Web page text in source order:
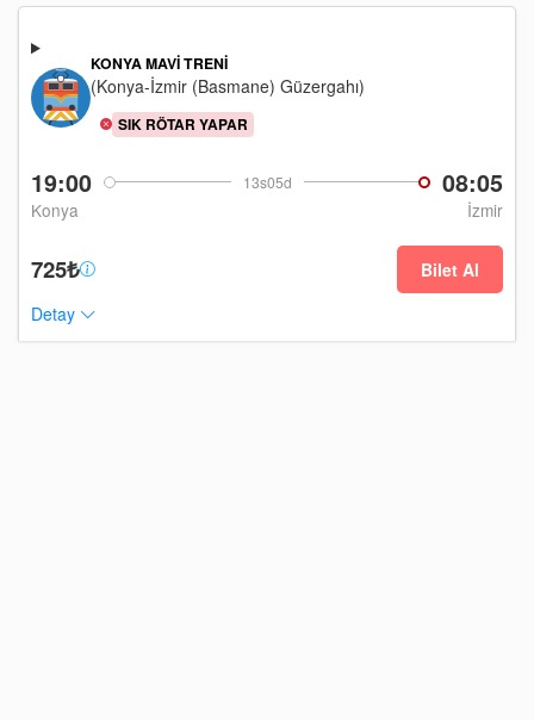
19:00 13s05d 08:05
Konya İzmir
KONYA MAVI TRENI
(Konya-İzmir (Basmane) Güzergahı)
SIK RÖTAR YAPAR
725₺
Bilet Al
Detay